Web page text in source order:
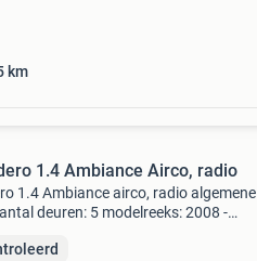
km
1.4 Ambiance Airco, radio
1.4 Ambiance airco, radio algemene
deuren: 5 modelreeks: 2008 -
kw (75 pk) koppel: 112 nm